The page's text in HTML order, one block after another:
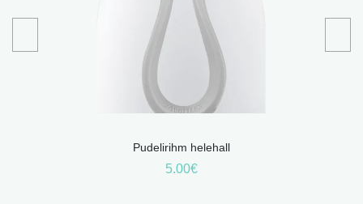
Pudelirihm helehall
5.00€